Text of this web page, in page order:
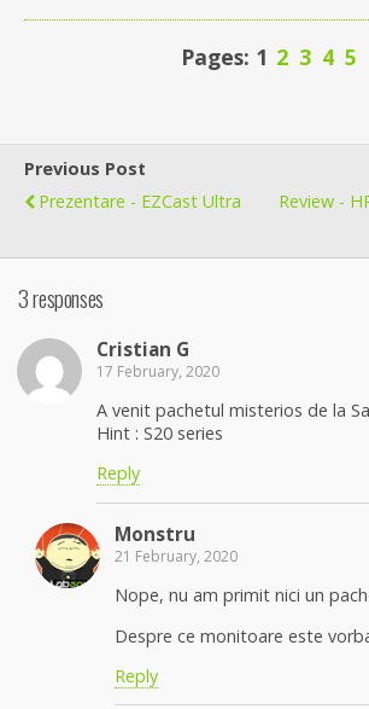
Pages: 1 2 3 4 5
Previous Post
Prezentare - EZCast Ultra
Review -
3 responses
Cristian G
17 February, 2020
A venit pachetul misterios de la
Hint : S20 series
Reply
Monstru
21 February, 2020
Nope, nu am primit nici un
Despre ce monitoare este
Reply